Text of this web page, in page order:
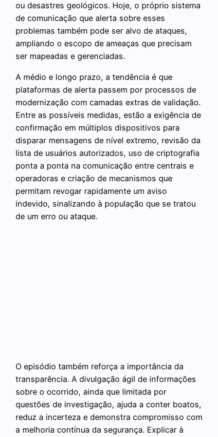
ou desastres geológicos. Hoje, o próprio sistema
de comunicação que alerta sobre esses
problemas também pode ser alvo de ataques,
ampliando o escopo de ameaças que precisam
ser mapeadas e gerenciadas.
A médio e longo prazo, a tendência é que
plataformas de alerta passem por processos de
modernização com camadas extras de validação.
Entre as possíveis medidas, estão a exigência de
confirmação em múltiplos dispositivos para
disparar mensagens de nível extremo, revisão da
lista de usuários autorizados, uso de criptografia
ponta a ponta na comunicação entre centrais e
operadoras e criação de mecanismos que
permitam revogar rapidamente um aviso
indevido, sinalizando à população que se tratou
de um erro ou ataque.
O episódio também reforça a importância da
transparência. A divulgação ágil de informações
sobre o ocorrido, ainda que limitada por
questões de investigação, ajuda a conter boatos,
reduz a incerteza e demonstra compromisso com
a melhoria contínua da segurança. Explicar à